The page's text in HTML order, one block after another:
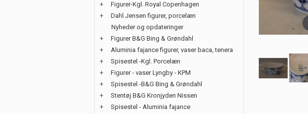
+
Figurer-Kgl. Royal Copenhagen
+
Dahl Jensen figurer, porcelæn
Nyheder og opdateringer
+
Figurer B&G Bing & Grøndahl
+
Aluminia fajance figurer, vaser baca, tenera
+
Spisestel -Kgl. Porcelæn
+
Figurer - vaser Lyngby - KPM
+
Spisestel -B&G Bing & Grøndahl
+
Stentøj B&G Kronjyden Nissen
+
Spisestel - Aluminia fajance